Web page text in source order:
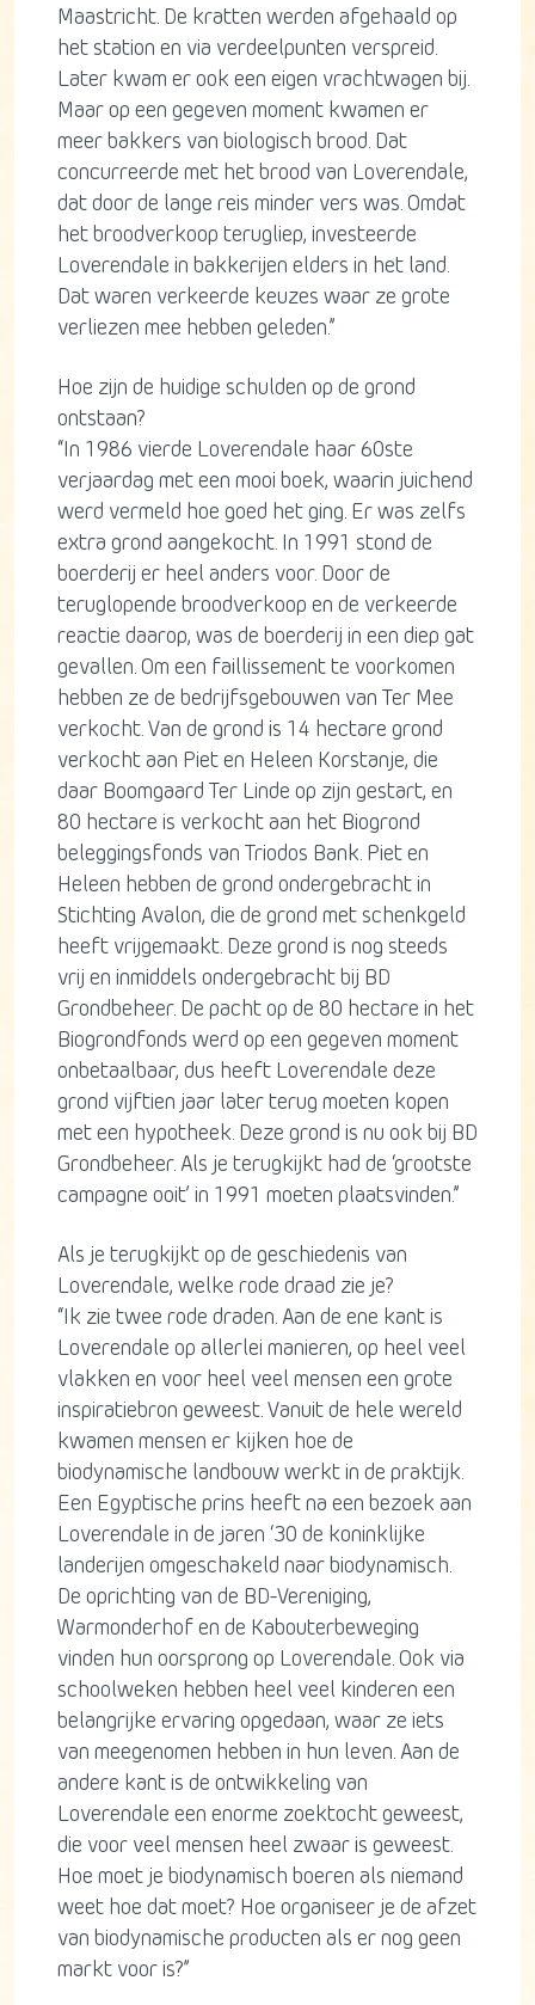
Maastricht. De kratten werden afgehaald op
het station en via verdeelpunten verspreid.
Later kwam er ook een eigen vrachtwagen bij.
Maar op een gegeven moment kwamen er
meer bakkers van biologisch brood. Dat
concurreerde met het brood van Loverendale,
dat door de lange reis minder vers was. Omdat
het broodverkoop terugliep, investeerde
Loverendale in bakkerijen elders in het land.
Dat waren verkeerde keuzes waar ze grote
verliezen mee hebben geleden.”
Hoe zijn de huidige schulden op de grond
ontstaan?
“In 1986 vierde Loverendale haar 60ste
verjaardag met een mooi boek, waarin juichend
werd vermeld hoe goed het ging. Er was zelfs
extra grond aangekocht. In 1991 stond de
boerderij er heel anders voor. Door de
teruglopende broodverkoop en de verkeerde
reactie daarop, was de boerderij in een diep gat
gevallen. Om een faillissement te voorkomen
hebben ze de bedrijfsgebouwen van Ter Mee
verkocht. Van de grond is 14 hectare grond
verkocht aan Piet en Heleen Korstanje, die
daar Boomgaard Ter Linde op zijn gestart, en
80 hectare is verkocht aan het Biogrond
beleggingsfonds van Triodos Bank. Piet en
Heleen hebben de grond ondergebracht in
Stichting Avalon, die de grond met schenkgeld
heeft vrijgemaakt. Deze grond is nog steeds
vrij en inmiddels ondergebracht bij BD
Grondbeheer. De pacht op de 80 hectare in het
Biogrondfonds werd op een gegeven moment
onbetaalbaar, dus heeft Loverendale deze
grond vijftien jaar later terug moeten kopen
met een hypotheek. Deze grond is nu ook bij BD
Grondbeheer. Als je terugkijkt had de ‘grootste
campagne ooit’ in 1991 moeten plaatsvinden.”
Als je terugkijkt op de geschiedenis van
Loverendale, welke rode draad zie je?
“Ik zie twee rode draden. Aan de ene kant is
Loverendale op allerlei manieren, op heel veel
vlakken en voor heel veel mensen een grote
inspiratiebron geweest. Vanuit de hele wereld
kwamen mensen er kijken hoe de
biodynamische landbouw werkt in de praktijk.
Een Egyptische prins heeft na een bezoek aan
Loverendale in de jaren ‘30 de koninklijke
landerijen omgeschakeld naar biodynamisch.
De oprichting van de BD-Vereniging,
Warmonderhof en de Kabouterbeweging
vinden hun oorsprong op Loverendale. Ook via
schoolweken hebben heel veel kinderen een
belangrijke ervaring opgedaan, waar ze iets
van meegenomen hebben in hun leven. Aan de
andere kant is de ontwikkeling van
Loverendale een enorme zoektocht geweest,
die voor veel mensen heel zwaar is geweest.
Hoe moet je biodynamisch boeren als niemand
weet hoe dat moet? Hoe organiseer je de afzet
van biodynamische producten als er nog geen
markt voor is?”